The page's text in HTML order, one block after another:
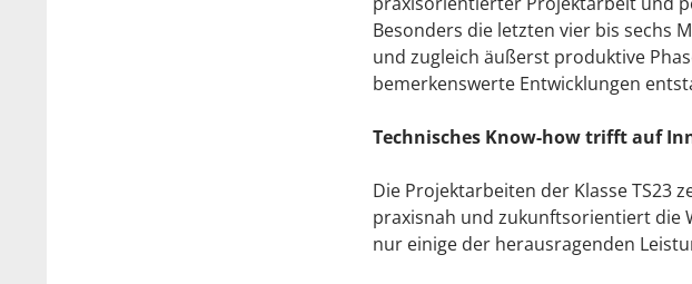
Besonders die letzten vier bis sechs
und zugleich äußerst produktive
bemerkenswerte Entwicklungen
Technisches Know-how trifft auf
Die Projektarbeiten der Klasse TS23
praxisnah und zukunftsorientiert die
nur einige der herausragenden